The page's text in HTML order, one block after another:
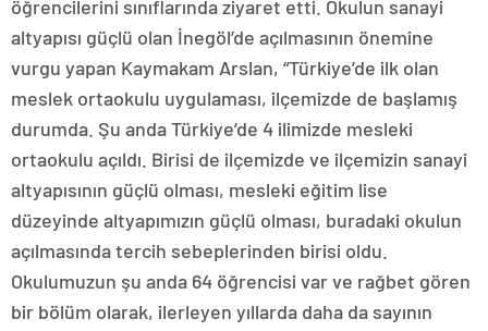
öğrencilerini sınıflarında ziyaret etti. Okulun sanayi
altyapısı güçlü olan İnegöl’de açılmasının önemine
vurgu yapan Kaymakam Arslan, “Türkiye’de ilk olan
meslek ortaokulu uygulaması, ilçemizde de başlamış
durumda. Şu anda Türkiye’de 4 ilimizde mesleki
ortaokulu açıldı. Birisi de ilçemizde ve ilçemizin sanayi
altyapısının güçlü olması, mesleki eğitim lise
düzeyinde altyapımızın güçlü olması, buradaki okulun
açılmasında tercih sebeplerinden birisi oldu.
Okulumuzun şu anda 64 öğrencisi var ve rağbet gören
bir bölüm olarak, ilerleyen yıllarda daha da sayının